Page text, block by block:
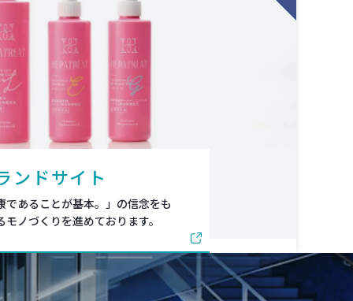
ンドサイト
あることが基本。」の信念をも
ノづくりを進めております。